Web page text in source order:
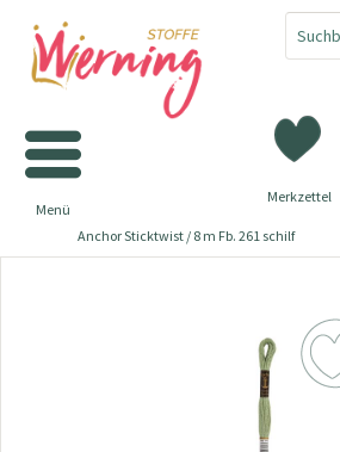
Merkzettel
Menü
Anchor Sticktwist / 8 m Fb. 261 schilf